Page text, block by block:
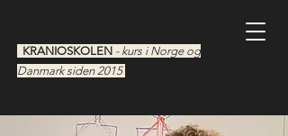
KRANIOSKOLEN - kurs i Norge og
Danmark siden 2015